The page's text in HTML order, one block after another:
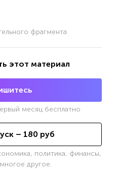
фрагмента
этот материал
месяц бесплатно
– 180 руб
политика, финансы,
другое.